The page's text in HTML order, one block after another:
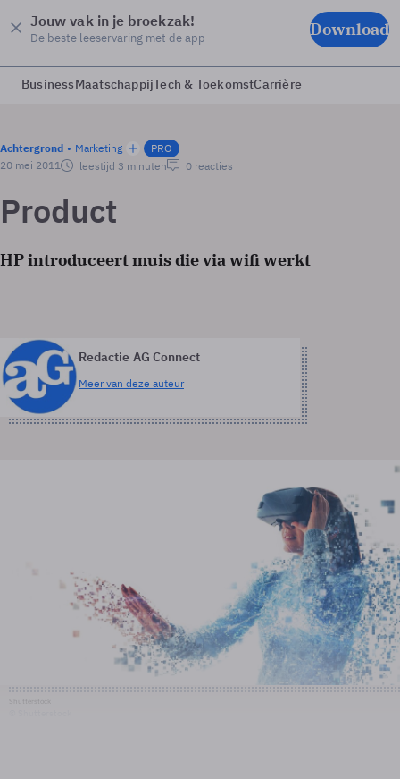
Jouw vak in je broekzak!
De beste leeservaring met de app Download
BusinessMaatschappijTech & ToekomstCarrière
Achtergrond Marketing
PRO
20 mei 2011
leestijd 3 minuten 0 reacties
Product
HP introduceert muis die via wifi werkt
Redactie AG Connect
Meer van deze auteur